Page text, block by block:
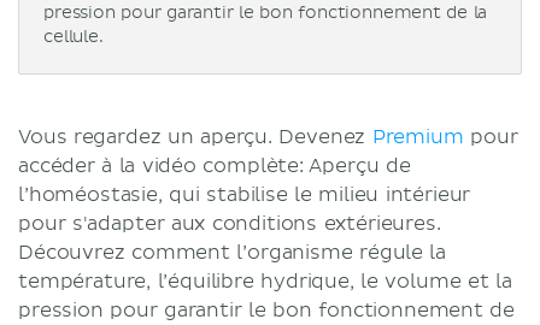
pression pour garantir le bon fonctionnement de la
cellule.
Vous regardez un aperçu. Devenez Premium pour
accéder à la vidéo complète: Aperçu de
l’homéostasie, qui stabilise le milieu intérieur
pour s'adapter aux conditions extérieures.
Découvrez comment l’organisme régule la
température, l’équilibre hydrique, le volume et la
pression pour garantir le bon fonctionnement de